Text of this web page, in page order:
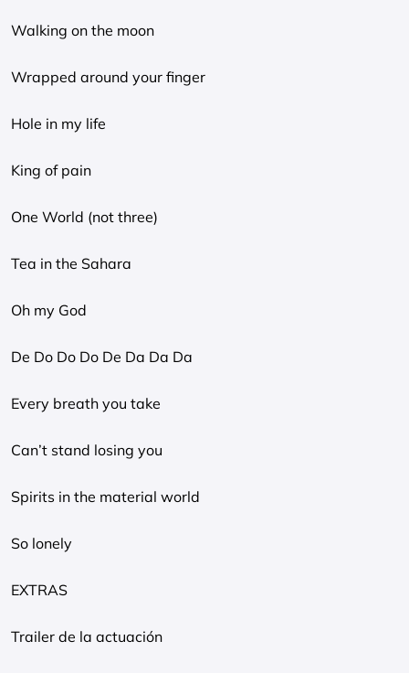
Walking on the moon
Wrapped around your finger
Hole in my life
King of pain
One World (not three)
Tea in the Sahara
Oh my God
De Do Do Do De Da Da Da
Every breath you take
Can’t stand losing you
Spirits in the material world
So lonely
EXTRAS
Trailer de la actuación